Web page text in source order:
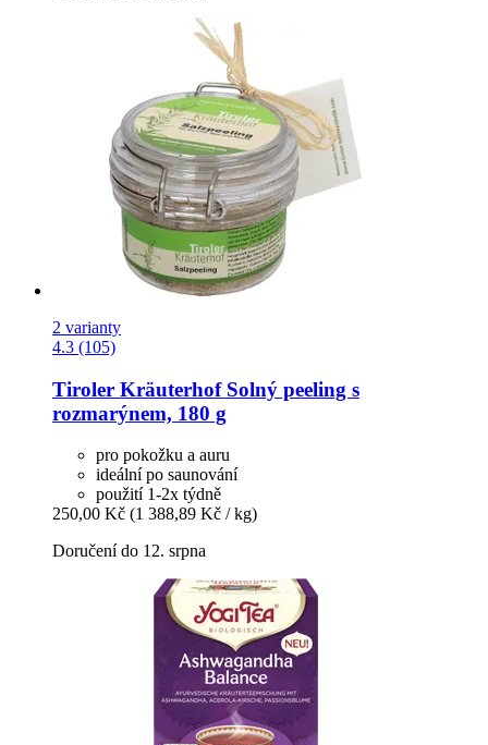
2 varianty
4.3 (105)
Tiroler KräuterhofSolný peeling s
rozmarýnem, 180 g
pro pokožku a auru
ideální po saunování
použití 1-2x týdně
250,00 Kč (1 388,89 Kč / kg)
Doručení do 12. srpna